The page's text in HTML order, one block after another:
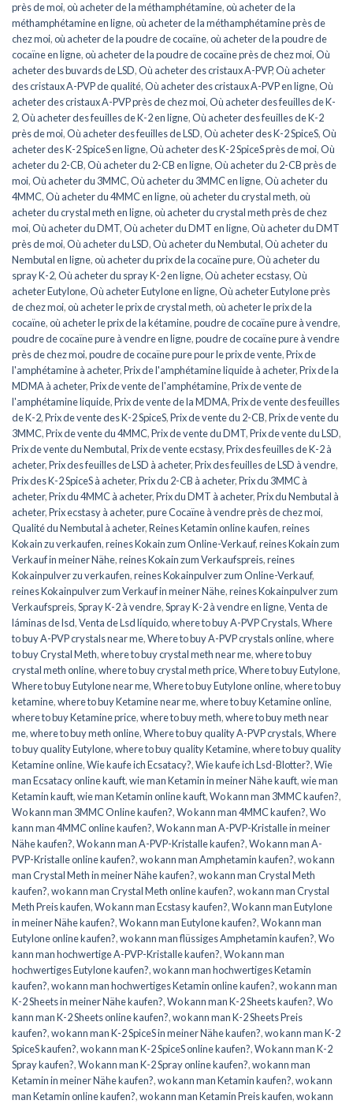
près de moi,où acheter de la méthamphétamine,où acheter de la
méthamphétamine en ligne,où acheter de la méthamphétamine près de
chez moi,où acheter de la poudre de cocaïne,où acheter de la poudre de
cocaïne en ligne,où acheter de la poudre de cocaïne près de chez moi,Où
acheter des buvards de LSD,Où acheter des cristaux A-PVP,Où acheter
des cristaux A-PVP de qualité,Où acheter des cristaux A-PVP en ligne,Où
acheter des cristaux A-PVP près de chez moi,Où acheter des feuilles de K-
2,Où acheter des feuilles de K-2 en ligne,Où acheter des feuilles de K-2
près de moi,Où acheter des feuilles de LSD,Où acheter des K-2 SpiceS,Où
acheter des K-2 SpiceS en ligne,Où acheter des K-2 SpiceS près de moi,Où
acheter du 2-CB,Où acheter du 2-CB en ligne,Où acheter du 2-CB près de
moi,Où acheter du 3MMC,Où acheter du 3MMC en ligne,Où acheter du
4MMC,Où acheter du 4MMC en ligne,où acheter du crystal meth,où
acheter du crystal meth en ligne,où acheter du crystal meth près de chez
moi,Où acheter du DMT,Où acheter du DMT en ligne,Où acheter du DMT
près de moi,Où acheter du LSD,Où acheter du Nembutal,Où acheter du
Nembutal en ligne,où acheter du prix de la cocaïne pure,Où acheter du
spray K-2,Où acheter du spray K-2 en ligne,Où acheter ecstasy,Où
acheter Eutylone,Où acheter Eutylone en ligne,Où acheter Eutylone près
de chez moi,où acheter le prix de crystal meth,où acheter le prix de la
cocaïne,où acheter le prix de la kétamine,poudre de cocaïne pure à vendre,
poudre de cocaïne pure à vendre en ligne,poudre de cocaïne pure à vendre
près de chez moi,poudre de cocaïne pure pour le prix de vente,Prix de
l'amphétamine à acheter,Prix de l'amphétamine liquide à acheter,Prix de la
MDMA à acheter,Prix de vente de l'amphétamine,Prix de vente de
l'amphétamine liquide,Prix de vente de la MDMA,Prix de vente des feuilles
de K-2,Prix de vente des K-2 SpiceS,Prix de vente du 2-CB,Prix de vente du
3MMC,Prix de vente du 4MMC,Prix de vente du DMT,Prix de vente du LSD,
Prix de vente du Nembutal,Prix de vente ecstasy,Prix des feuilles de K-2 à
acheter,Prix des feuilles de LSD à acheter,Prix des feuilles de LSD à vendre,
Prix des K-2 SpiceS à acheter,Prix du 2-CB à acheter,Prix du 3MMC à
acheter,Prix du 4MMC à acheter,Prix du DMT à acheter,Prix du Nembutal à
acheter,Prix ecstasy à acheter,pure Cocaïne à vendre près de chez moi,
Qualité du Nembutal à acheter,Reines Ketamin online kaufen,reines
Kokain zu verkaufen,reines Kokain zum Online-Verkauf,reines Kokain zum
Verkauf in meiner Nähe,reines Kokain zum Verkaufspreis,reines
Kokainpulver zu verkaufen,reines Kokainpulver zum Online-Verkauf,
reines Kokainpulver zum Verkauf in meiner Nähe,reines Kokainpulver zum
Verkaufspreis,Spray K-2 à vendre,Spray K-2 à vendre en ligne,Venta de
láminas de lsd,Venta de Lsd líquido,where to buy A-PVP Crystals,Where
to buy A-PVP crystals near me,Where to buy A-PVP crystals online,where
to buy Crystal Meth,where to buy crystal meth near me,where to buy
crystal meth online,where to buy crystal meth price,Where to buy Eutylone,
Where to buy Eutylone near me,Where to buy Eutylone online,where to buy
ketamine,where to buy Ketamine near me,where to buy Ketamine online,
where to buy Ketamine price,where to buy meth,where to buy meth near
me,where to buy meth online,Where to buy quality A-PVP crystals,Where
to buy quality Eutylone,where to buy quality Ketamine,where to buy quality
Ketamine online,Wie kaufe ich Ecsatacy?,Wie kaufe ich Lsd-Blotter?,Wie
man Ecsatacy online kauft,wie man Ketamin in meiner Nähe kauft,wie man
Ketamin kauft,wie man Ketamin online kauft,Wo kann man 3MMC kaufen?,
Wo kann man 3MMC Online kaufen?,Wo kann man 4MMC kaufen?,Wo
kann man 4MMC online kaufen?,Wo kann man A-PVP-Kristalle in meiner
Nähe kaufen?,Wo kann man A-PVP-Kristalle kaufen?,Wo kann man A-
PVP-Kristalle online kaufen?,wo kann man Amphetamin kaufen?,wo kann
man Crystal Meth in meiner Nähe kaufen?,wo kann man Crystal Meth
kaufen?,wo kann man Crystal Meth online kaufen?,wo kann man Crystal
Meth Preis kaufen,Wo kann man Ecstasy kaufen?,Wo kann man Eutylone
in meiner Nähe kaufen?,Wo kann man Eutylone kaufen?,Wo kann man
Eutylone online kaufen?,wo kann man flüssiges Amphetamin kaufen?,Wo
kann man hochwertige A-PVP-Kristalle kaufen?,Wo kann man
hochwertiges Eutylone kaufen?,wo kann man hochwertiges Ketamin
kaufen?,wo kann man hochwertiges Ketamin online kaufen?,wo kann man
K-2 Sheets in meiner Nähe kaufen?,Wo kann man K-2 Sheets kaufen?,Wo
kann man K-2 Sheets online kaufen?,wo kann man K-2 Sheets Preis
kaufen?,wo kann man K-2 SpiceS in meiner Nähe kaufen?,wo kann man K-2
SpiceS kaufen?,wo kann man K-2 SpiceS online kaufen?,Wo kann man K-2
Spray kaufen?,Wo kann man K-2 Spray online kaufen?,wo kann man
Ketamin in meiner Nähe kaufen?,wo kann man Ketamin kaufen?,wo kann
man Ketamin online kaufen?,wo kann man Ketamin Preis kaufen,wo kann